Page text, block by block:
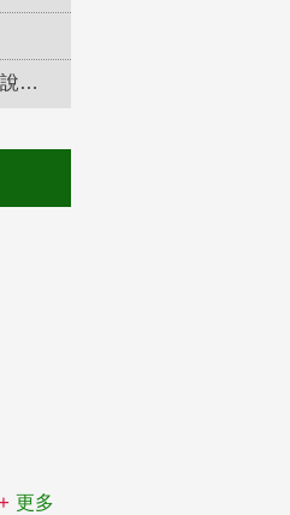
防制校園霸凌，勇敢說出來！
更多